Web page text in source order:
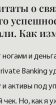
о
Как
ногами и
Banking
и активы под
чек. Но, как я